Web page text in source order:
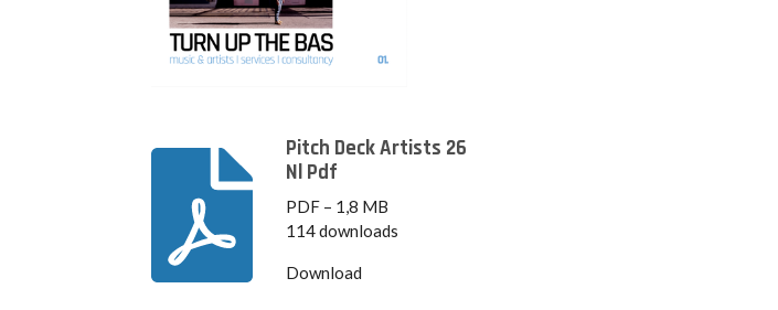
Pitch Deck Artists 26
Nl Pdf
PDF – 1,8 MB
114 downloads
Download